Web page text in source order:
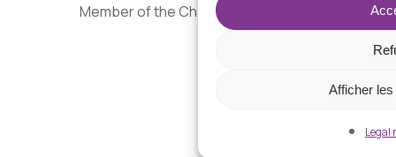
Afficher
Legal
Member of the Chambre Immobilière